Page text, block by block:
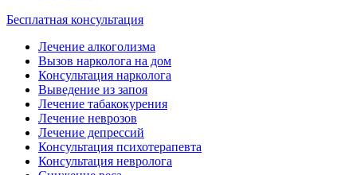
Бесплатная консультация
Лечение алкоголизма
Вызов нарколога на дом
Консультация нарколога
Выведение из запоя
Лечение табакокурения
Лечение неврозов
Лечение депрессий
Консультация психотерапевта
Консультация невролога